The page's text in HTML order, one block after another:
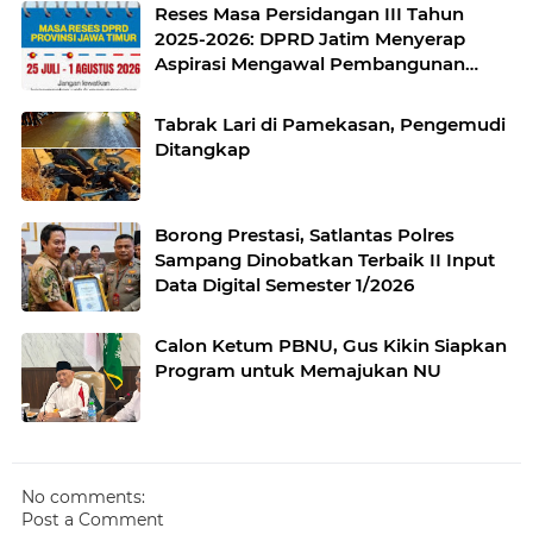
Reses Masa Persidangan III Tahun
2025-2026: DPRD Jatim Menyerap
Aspirasi Mengawal Pembangunan
Tabrak Lari di Pamekasan, Pengemudi
Ditangkap
Borong Prestasi, Satlantas Polres
Sampang Dinobatkan Terbaik II Input
Data Digital Semester 1/2026
Calon Ketum PBNU, Gus Kikin Siapkan
Program untuk Memajukan NU
No comments:
Post a Comment